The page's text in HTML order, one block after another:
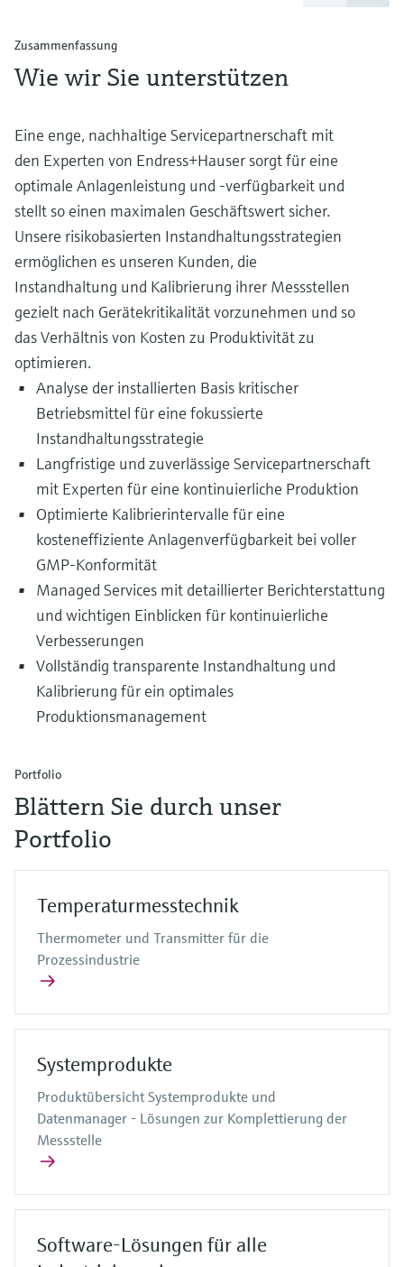
Zusammenfassung
Wie wir Sie unterstützen
Eine enge, nachhaltige Servicepartnerschaft mit
den Experten von Endress+Hauser sorgt für eine
optimale Anlagenleistung und -verfügbarkeit und
stellt so einen maximalen Geschäftswert sicher.
Unsere risikobasierten Instandhaltungsstrategien
ermöglichen es unseren Kunden, die
Instandhaltung und Kalibrierung ihrer Messstellen
gezielt nach Gerätekritikalität vorzunehmen und so
das Verhältnis von Kosten zu Produktivität zu
optimieren.
Analyse der installierten Basis kritischer
Betriebsmittel für eine fokussierte
Instandhaltungsstrategie
Langfristige und zuverlässige Servicepartnerschaft
mit Experten für eine kontinuierliche Produktion
Optimierte Kalibrierintervalle für eine
kosteneffiziente Anlagenverfügbarkeit bei voller
GMP-Konformität
Managed Services mit detaillierter Berichterstattung
und wichtigen Einblicken für kontinuierliche
Verbesserungen
Vollständig transparente Instandhaltung und
Kalibrierung für ein optimales
Produktionsmanagement
Portfolio
Blättern Sie durch unser
Portfolio
Temperaturmesstechnik
Thermometer und Transmitter für die
Prozessindustrie
Systemprodukte
Produktübersicht Systemprodukte und
Datenmanager - Lösungen zur Komplettierung der
Messstelle
Software-Lösungen für alle